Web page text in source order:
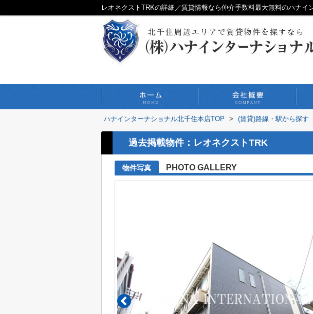
レオネクストTRKの詳細／賃貸情報なら仲介手数料最大無料のハナイ
ハナインターナショナル北千住本店TOP > (賃貸)路線・駅から探す
過去掲載物件：レオネクストTRK
物件写真 PHOTO GALLERY